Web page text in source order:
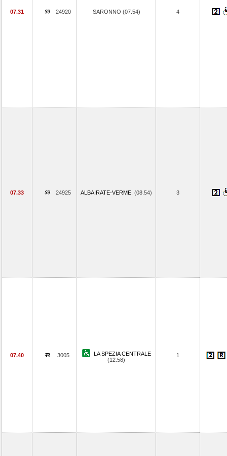
07.31 24920 SARONNO (07.54) 4
07.33 24925 ALBAIRATE-VERME. (08.54) 3
07.40 3005
LA SPEZIA CENTRALE
(12.58)
1